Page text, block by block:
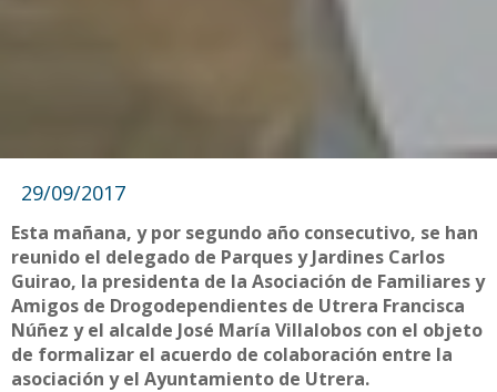
29/09/2017
Esta mañana, y por segundo año consecutivo, se han
reunido el delegado de Parques y Jardines Carlos
Guirao, la presidenta de la Asociación de Familiares y
Amigos de Drogodependientes de Utrera Francisca
Núñez y el alcalde José María Villalobos con el objeto
de formalizar el acuerdo de colaboración entre la
asociación y el Ayuntamiento de Utrera.